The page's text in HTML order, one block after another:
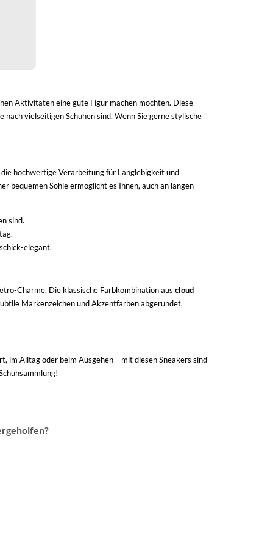
Aktivitäten eine gute Figur machen möchten. Diese
vielseitigen Schuhen sind. Wenn Sie gerne stylische
hochwertige Verarbeitung für Langlebigkeit und
bequemen Sohle ermöglicht es Ihnen, auch an langen
sind.
elegant.
Charme. Die klassische Farbkombination aus cloud
Markenzeichen und Akzentfarben abgerundet,
im Alltag oder beim Ausgehen – mit diesen Sneakers sind